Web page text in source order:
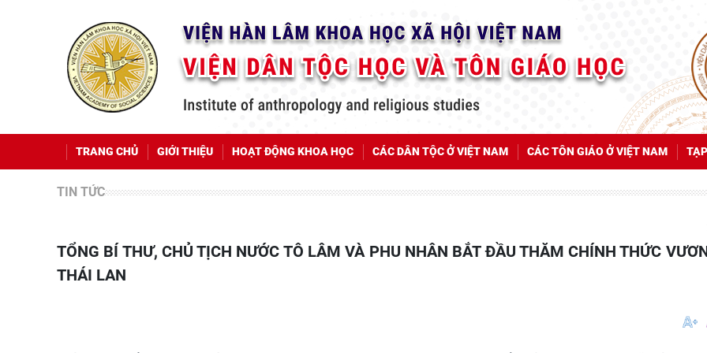
TRANG CHỦ GIỚI THIỆU HOẠT ĐỘNG KHOA HỌC CÁC DÂN TỘC Ở VIỆT NAM CÁC TÔN GIÁO Ở VIỆT NAM
TIN TỨC
TỔNG BÍ THƯ, CHỦ TỊCH NƯỚC TÔ LÂM VÀ PHU NHÂN BẮT ĐẦU THĂM CHÍNH THỨC VƯƠNG QUỐC
THÁI LAN